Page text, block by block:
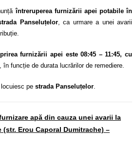
întreruperea furnizării apei potabile în
Panseluțelor, ca urmare a unei avarii
furnizării apei este 08:45 – 11:45, cu
, în funcție de durata lucrărilor de remediere.
pe strada Panseluțelor
apă din cauza unei avarii la
Erou Caporal Dumitrache) –